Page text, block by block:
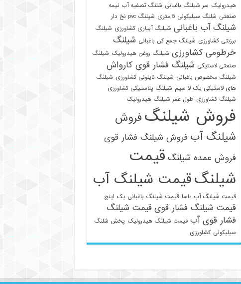
هیدرولیک سر شیلنگ باغبانی شلنگ تصفیه آب نیمه
صنعتی شلنگ سیلیکونی 5 متری شیلنگ pvc نخ دار
شیلنگ آب باغبانی شیلنگ آبیاری کشاورزی شیلنگ
برزنتی کشاورزی شیلنگ جمع کن باغبانی شیلنگ
خرطومی کشاورزی شیلنگ روغن هیدرولیک شیلنگ
صنعتی لاستیکی شیلنگ فشار قوی کارواش
شیلنگ مخصوص باغبانی شیلنگ نایلونی کشاورزی شیلنگ
های لاستیکی یک لا سیم شیلنگ پلاستیکی کشاورزی
شیلنگ کشاورزی طول عمر شیلنگ هیدرولیک
فروش شیلنگ فروش
شیلنگ آب فروش شیلنگ فشار قوی
فروش عمده شیلنگ قیمت
شیلنگقیمت شیلنگ آب
قیمت شیلنگ آب یاسا قیمت شیلنگ باغبانی یک اینچ
قیمت شیلنگ فشار قوی قیمت شیلنگ
فشار قوی آب قیمت شیلنگ هیدرولیک پخش شلنگ
سیلیکونی کشاورزی